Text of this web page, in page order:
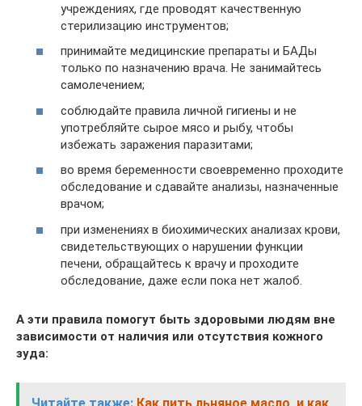
учреждениях, где проводят качественную
стерилизацию инструментов;
принимайте медицинские препараты и БАДы
только по назначению врача. Не занимайтесь
самолечением;
соблюдайте правила личной гигиены и не
употребляйте сырое мясо и рыбу, чтобы
избежать заражения паразитами;
во время беременности своевременно проходите
обследование и сдавайте анализы, назначенные
врачом;
при изменениях в биохимических анализах крови,
свидетельствующих о нарушении функции
печени, обращайтесь к врачу и проходите
обследование, даже если пока нет жалоб.
А эти правила помогут быть здоровыми людям вне
зависимости от наличия или отсутствия кожного
зуда:
Читайте также: Как пить льняное масло, и как